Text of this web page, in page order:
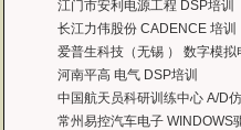
——台湾欧泽科技,张工
通过参加Symbian培训，再做
——IBM公司，沈经理
有曙海这样的DSP开发培训单位，是
——上海医疗器械高等学校，罗老师
江门市安利电源工程 DSP培训
长江力伟股份 CADENCE 培训
爱普生科技（无锡 ） 数字模拟
河南平高 电气 DSP培训
中国航天员科研训练中心 A/D
常州易控汽车电子 WINDOWS